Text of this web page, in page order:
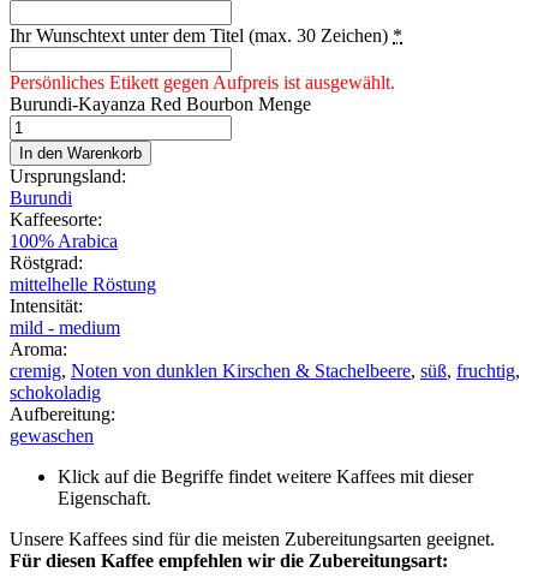
Ihr Wunschtext unter dem Titel (max. 30 Zeichen) *
Persönliches Etikett gegen Aufpreis ist ausgewählt.
Burundi-Kayanza Red Bourbon Menge
In den Warenkorb
Ursprungsland:
Burundi
Kaffeesorte:
100% Arabica
Röstgrad:
mittelhelle Röstung
Intensität:
mild - medium
Aroma:
cremig, Noten von dunklen Kirschen & Stachelbeere, süß, fruchtig,
schokoladig
Aufbereitung:
gewaschen
Klick auf die Begriffe findet weitere Kaffees mit dieser
Eigenschaft.
Unsere Kaffees sind für die meisten Zubereitungsarten geeignet.
Für diesen Kaffee empfehlen wir die Zubereitungsart: